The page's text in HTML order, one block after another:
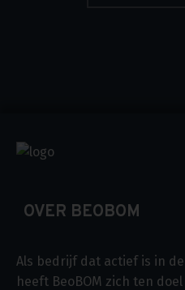
OVER BEOBOM
Als bedrijf dat actief is in
heeft BeoBOM zich ten